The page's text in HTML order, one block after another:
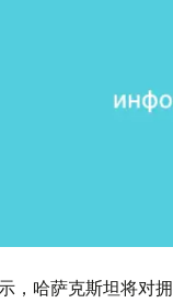
，哈萨克斯坦将对